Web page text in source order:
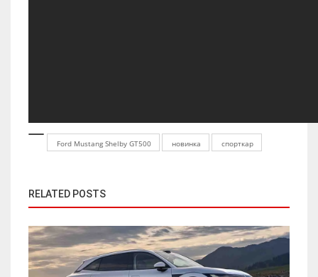
Ford Mustang Shelby GT500 новинка спорткар
RELATED POSTS